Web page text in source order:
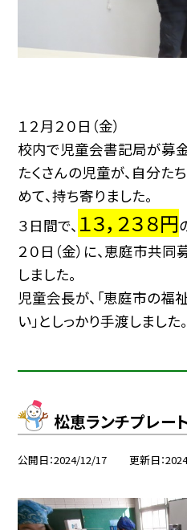
１２月２０日（金）
校内で児童会書記局が募
たくさんの児童が、自分た
めて、持ち寄りました。
３日間で、 １３，２３８円
２０日（金）に、恵庭市共
しました。
児童会長が、「恵庭市の福
い」としっかり手渡しました。
松恵ランチプレー
公開日 2024/12/17 更新日